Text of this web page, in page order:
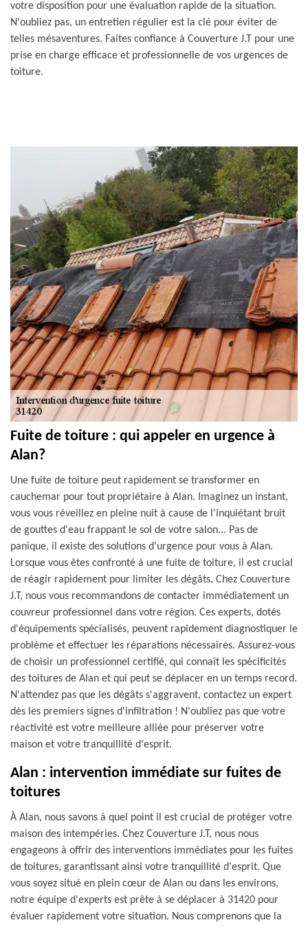
votre disposition pour une évaluation rapide de la situation.
N'oubliez pas, un entretien régulier est la clé pour éviter de
telles mésaventures. Faites confiance à Couverture J.T pour une
prise en charge efficace et professionnelle de vos urgences de
toiture.
Fuite de toiture : qui appeler en urgence à
Alan?
Une fuite de toiture peut rapidement se transformer en
cauchemar pour tout propriétaire à Alan. Imaginez un instant,
vous vous réveillez en pleine nuit à cause de l'inquiétant bruit
de gouttes d'eau frappant le sol de votre salon... Pas de
panique, il existe des solutions d'urgence pour vous à Alan.
Lorsque vous êtes confronté à une fuite de toiture, il est crucial
de réagir rapidement pour limiter les dégâts. Chez Couverture
J.T, nous vous recommandons de contacter immédiatement un
couvreur professionnel dans votre région. Ces experts, dotés
d'équipements spécialisés, peuvent rapidement diagnostiquer le
problème et effectuer les réparations nécessaires. Assurez-vous
de choisir un professionnel certifié, qui connaît les spécificités
des toitures de Alan et qui peut se déplacer en un temps record.
N'attendez pas que les dégâts s'aggravent, contactez un expert
dès les premiers signes d'infiltration ! N'oubliez pas que votre
réactivité est votre meilleure alliée pour préserver votre
maison et votre tranquillité d'esprit.
Alan : intervention immédiate sur fuites de
toitures
À Alan, nous savons à quel point il est crucial de protéger votre
maison des intempéries. Chez Couverture J.T, nous nous
engageons à offrir des interventions immédiates pour les fuites
de toitures, garantissant ainsi votre tranquillité d'esprit. Que
vous soyez situé en plein cœur de Alan ou dans les environs,
notre équipe d'experts est prête à se déplacer à 31420 pour
évaluer rapidement votre situation. Nous comprenons que la